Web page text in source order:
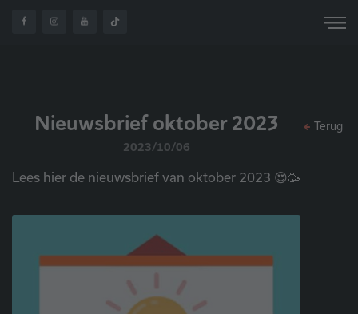
HOME OVER
Nieuwsbrief oktober 2023
2023/10/06
Lees hier de nieuwsbrief van oktober 2023 😍🥳
Terug